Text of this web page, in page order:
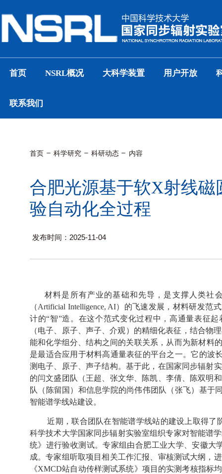
首页 NSRL概况 大科学装置 用户开放
联系我们
首页 科学研究 科研动态 内容
合肥光源基于软X射线
验自动化全过程
发布时间：2025-11-04
材料是所有产业的基础和先导，是支撑人类社
（Artificial Intelligence, AI）的飞速发展，材料研发范
计的“智”造。在这个范式变化过程中，高通量表征
（电子、原子、声子、介观）的精细化表征，结合物
能和化学组分、结构之间的关联关系，从而为新材料
是最适合应用于材料高通量表征的平台之一。它的波
测电子、原子、声子结构。基于此，在国家同步辐射
的闫文盛团队（王超、张文华、陈凯、李倩、陈双明
队（陈留国）和信息学院的尚伟伟团队（张飞）基于
智能谱学线站建设。
近期，联合团队在智能谱学线站的建设上取得了
科学技术大学国家同步辐射实验室组织专家对智能谱
统》进行验收测试。专家组由合肥工业大学、安徽大
成。专家组听取项目相关工作汇报、审核测试大纲，
《XMCD站自动传样测试系统》项目的实测考核指标